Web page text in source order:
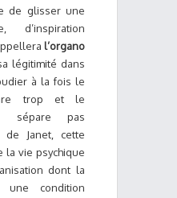
de glisser une
d’inspiration
l’organo
légitimité dans
à la fois le
trop et le
sépare pas
de Janet, cette
la vie psychique
dont la
condition